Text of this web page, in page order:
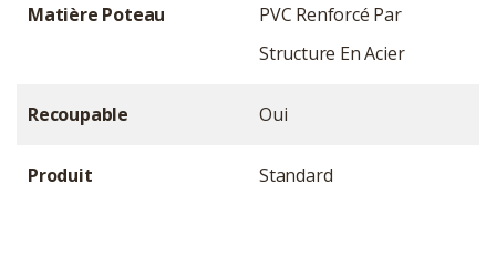
Matière Poteau
PVC Renforcé Par
Structure En Acier
Recoupable Oui
Produit Standard